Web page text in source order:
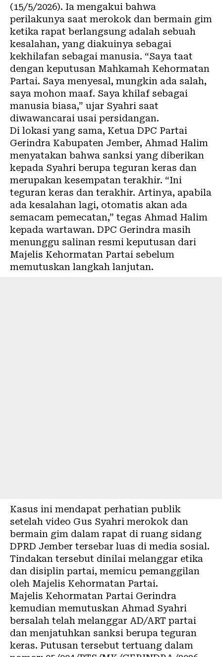
(15/5/2026). Ia mengakui bahwa
perilakunya saat merokok dan bermain gim
ketika rapat berlangsung adalah sebuah
kesalahan, yang diakuinya sebagai
kekhilafan sebagai manusia. “Saya taat
dengan keputusan Mahkamah Kehormatan
Partai. Saya menyesal, mungkin ada salah,
saya mohon maaf. Saya khilaf sebagai
manusia biasa,” ujar Syahri saat
diwawancarai usai persidangan.
Di lokasi yang sama, Ketua DPC Partai
Gerindra Kabupaten Jember, Ahmad Halim
menyatakan bahwa sanksi yang diberikan
kepada Syahri berupa teguran keras dan
merupakan kesempatan terakhir. “Ini
teguran keras dan terakhir. Artinya, apabila
ada kesalahan lagi, otomatis akan ada
semacam pemecatan,” tegas Ahmad Halim
kepada wartawan. DPC Gerindra masih
menunggu salinan resmi keputusan dari
Majelis Kehormatan Partai sebelum
memutuskan langkah lanjutan.
Kasus ini mendapat perhatian publik
setelah video Gus Syahri merokok dan
bermain gim dalam rapat di ruang sidang
DPRD Jember tersebar luas di media sosial.
Tindakan tersebut dinilai melanggar etika
dan disiplin partai, memicu pemanggilan
oleh Majelis Kehormatan Partai.
Majelis Kehormatan Partai Gerindra
kemudian memutuskan Ahmad Syahri
bersalah telah melanggar AD/ART partai
dan menjatuhkan sanksi berupa teguran
keras. Putusan tersebut tertuang dalam